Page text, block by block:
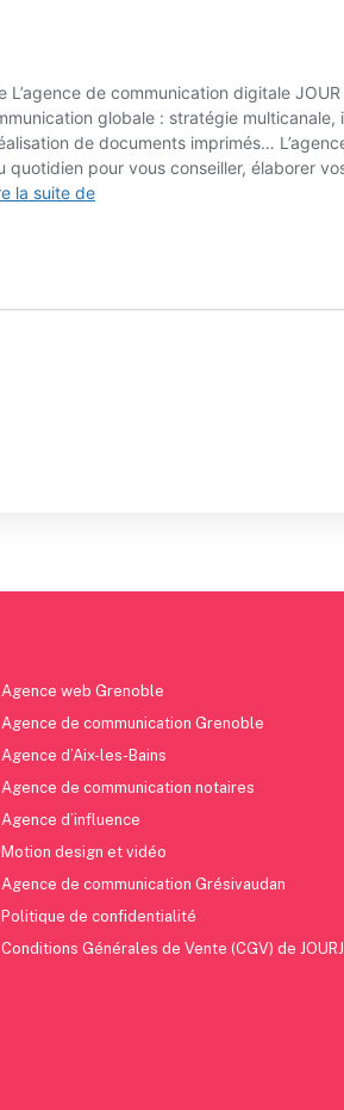
Agence web Grenoble
Agence de communication Grenoble
Agence d’Aix-les-Bains
Agence de communication notaires
Agence d’influence
Motion design et vidéo
Agence de communication Grésivaudan
Politique de confidentialité
Conditions Générales de Vente (CGV) de JOURJ